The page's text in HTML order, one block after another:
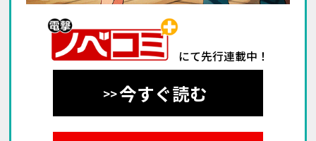
にて先行連載中！
今すぐ読む